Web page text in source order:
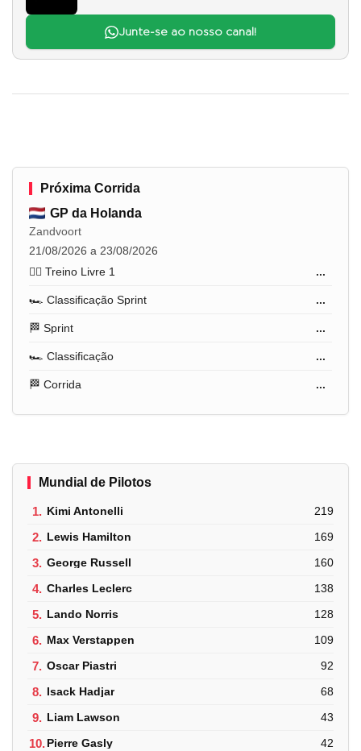
Junte-se ao nosso canal!
Próxima Corrida
GP da Holanda
Zandvoort
21/08/2026 a 23/08/2026
🏋️‍♂️ Treino Livre 1
...
🏎️ Classificação Sprint ...
🏁 Sprint ...
🏎️ Classificação ...
🏁 Corrida ...
Mundial de Pilotos
1. Kimi Antonelli 219
2. Lewis Hamilton 169
3. George Russell 160
4. Charles Leclerc 138
5. Lando Norris 128
6. Max Verstappen 109
7. Oscar Piastri 92
8. Isack Hadjar 68
9. Liam Lawson 43
10.Pierre Gasly 42